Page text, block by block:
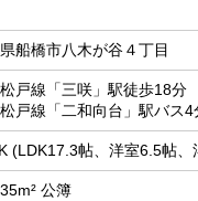
船橋市八木が谷４丁目
戸線「三咲」駅徒歩18分
戸線「二和向台」駅バス
(LDK17.3帖、洋室6.5帖
公簿